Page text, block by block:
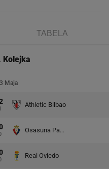
TABELA
Kolejka
Maja
Athletic Bilbao
Osasuna Pampeluna
Real Oviedo